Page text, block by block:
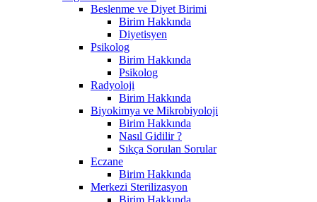
Beslenme ve Diyet Birimi
Birim Hakkında
Diyetisyen
Psikolog
Birim Hakkında
Psikolog
Radyoloji
Birim Hakkında
Biyokimya ve Mikrobiyoloji
Birim Hakkında
Nasıl Gidilir ?
Sıkça Sorulan Sorular
Eczane
Birim Hakkında
Merkezi Sterilizasyon
Birim Hakkında